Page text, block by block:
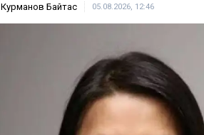
Курманов Байтас 05.08.2026, 12:46